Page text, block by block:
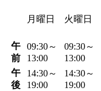
月曜日 火曜日
午
前
09:30～
13:00
09:30～
13:00
午
後
14:30～
19:00
14:30～
19:00